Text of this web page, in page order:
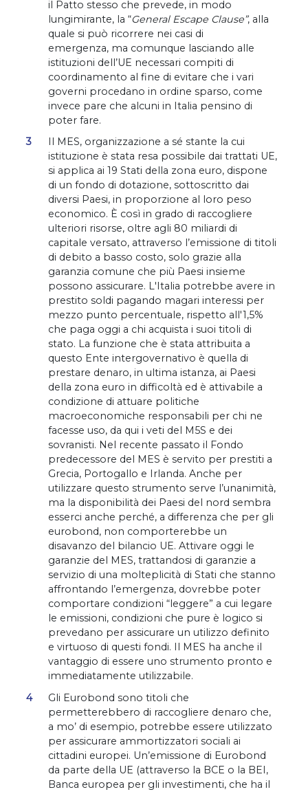
il Patto stesso che prevede, in modo
lungimirante, la “General Escape Clause”, alla
quale si può ricorrere nei casi di
emergenza, ma comunque lasciando alle
istituzioni dell’UE necessari compiti di
coordinamento al fine di evitare che i vari
governi procedano in ordine sparso, come
invece pare che alcuni in Italia pensino di
poter fare.
Il MES, organizzazione a sé stante la cui
istituzione è stata resa possibile dai trattati UE,
si applica ai 19 Stati della zona euro, dispone
di un fondo di dotazione, sottoscritto dai
diversi Paesi, in proporzione al loro peso
economico. È così in grado di raccogliere
ulteriori risorse, oltre agli 80 miliardi di
capitale versato, attraverso l’emissione di titoli
di debito a basso costo, solo grazie alla
garanzia comune che più Paesi insieme
possono assicurare. L'Italia potrebbe avere in
prestito soldi pagando magari interessi per
mezzo punto percentuale, rispetto all'1,5%
che paga oggi a chi acquista i suoi titoli di
stato. La funzione che è stata attribuita a
questo Ente intergovernativo è quella di
prestare denaro, in ultima istanza, ai Paesi
della zona euro in difficoltà ed è attivabile a
condizione di attuare politiche
macroeconomiche responsabili per chi ne
facesse uso, da qui i veti del M5S e dei
sovranisti. Nel recente passato il Fondo
predecessore del MES è servito per prestiti a
Grecia, Portogallo e Irlanda. Anche per
utilizzare questo strumento serve l’unanimità,
ma la disponibilità dei Paesi del nord sembra
esserci anche perché, a differenza che per gli
eurobond, non comporterebbe un
disavanzo del bilancio UE. Attivare oggi le
garanzie del MES, trattandosi di garanzie a
servizio di una molteplicità di Stati che stanno
affrontando l’emergenza, dovrebbe poter
comportare condizioni “leggere” a cui legare
le emissioni, condizioni che pure è logico si
prevedano per assicurare un utilizzo definito
e virtuoso di questi fondi. Il MES ha anche il
vantaggio di essere uno strumento pronto e
immediatamente utilizzabile.
Gli Eurobond sono titoli che
permetterebbero di raccogliere denaro che,
a mo’ di esempio, potrebbe essere utilizzato
per assicurare ammortizzatori sociali ai
cittadini europei. Un’emissione di Eurobond
da parte della UE (attraverso la BCE o la BEI,
Banca europea per gli investimenti, che ha il